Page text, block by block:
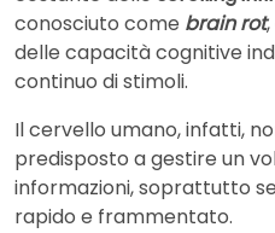
conosciuto come brain rot
delle capacità cognitive
continuo di stimoli.
Il cervello umano, infatti,
predisposto a gestire un
informazioni, soprattutto
rapido e frammentato.